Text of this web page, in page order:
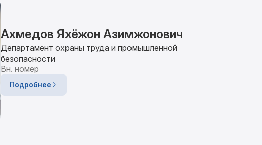
Ахмедов Яхёжон Азимжонович
Департамент охраны труда и промышленной
безопасности
Вн. номер
Подробнее